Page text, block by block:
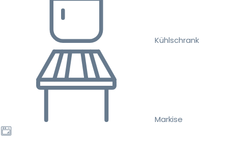
Kühlschrank
Markise